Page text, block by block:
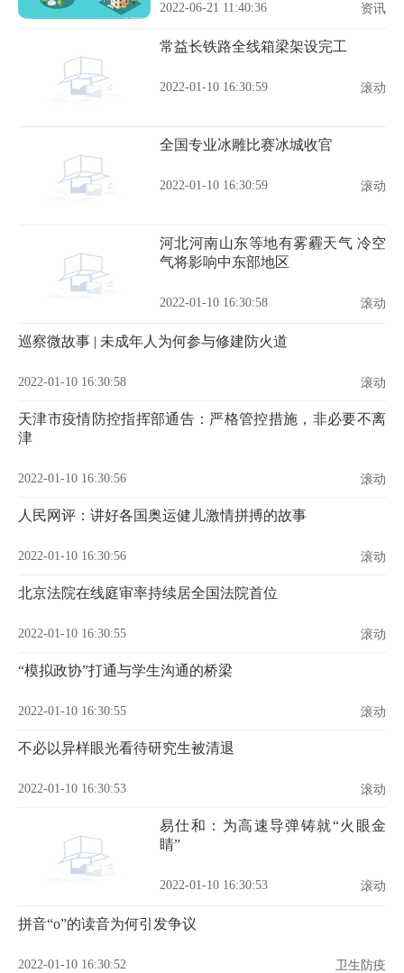
2022-06-21 11:40:36 资讯
常益长铁路全线箱梁架设完工
2022-01-10 16:30:59 滚动
全国专业冰雕比赛冰城收官
2022-01-10 16:30:59 滚动
河北河南山东等地有雾霾天气 冷空
气将影响中东部地区
2022-01-10 16:30:58 滚动
巡察微故事 | 未成年人为何参与修建防火道
2022-01-10 16:30:58 滚动
天津市疫情防控指挥部通告：严格管控措施，非必要不离
津
2022-01-10 16:30:56 滚动
人民网评：讲好各国奥运健儿激情拼搏的故事
2022-01-10 16:30:56 滚动
北京法院在线庭审率持续居全国法院首位
2022-01-10 16:30:55 滚动
“模拟政协”打通与学生沟通的桥梁
2022-01-10 16:30:55 滚动
不必以异样眼光看待研究生被清退
2022-01-10 16:30:53 滚动
易仕和：为高速导弹铸就“火眼金
睛”
2022-01-10 16:30:53 滚动
拼音“o”的读音为何引发争议
2022-01-10 16:30:52 卫生防疫